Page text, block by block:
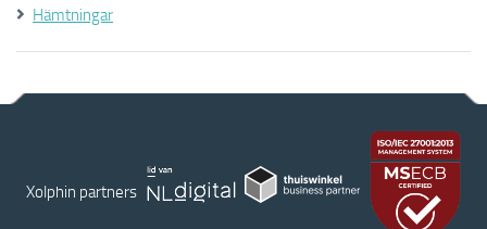
Hämtningar
Xolphin partners